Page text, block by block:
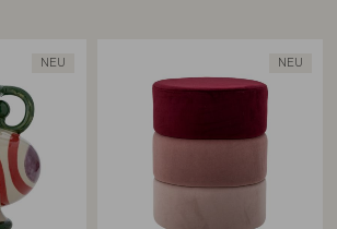
NEU NEU